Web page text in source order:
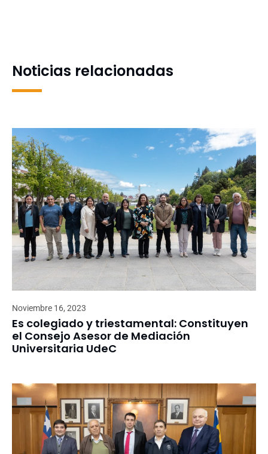
Noticias relacionadas
Noviembre 16, 2023
Es colegiado y triestamental: Constituyen
el Consejo Asesor de Mediación
Universitaria UdeC